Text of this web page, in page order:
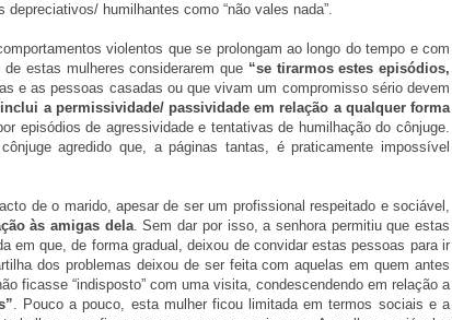
humilhantes como “não vales nada”.
violentos que se prolongam ao longo do tempo e com
estas mulheres considerarem que “se tirarmos estes episódios,
e as pessoas casadas ou que vivam um compromisso sério devem
a permissividade/ passividade em relação a qualquer forma
episódios de agressividade e tentativas de humilhação do cônjuge.
agredido que, a páginas tantas, é praticamente impossível
de o marido, apesar de ser um profissional respeitado e sociável,
às amigas dela. Sem dar por isso, a senhora permitiu que estas
em que, de forma gradual, deixou de convidar estas pessoas para ir
dos problemas deixou de ser feita com aquelas em quem antes
ficasse “indisposto” com uma visita, condescendendo em relação a
. Pouco a pouco, esta mulher ficou limitada em termos sociais e a